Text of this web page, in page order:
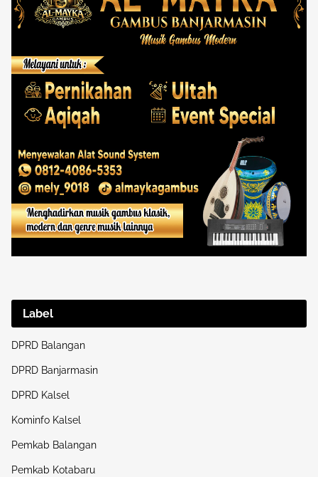
Label
DPRD Balangan
DPRD Banjarmasin
DPRD Kalsel
Kominfo Kalsel
Pemkab Balangan
Pemkab Kotabaru